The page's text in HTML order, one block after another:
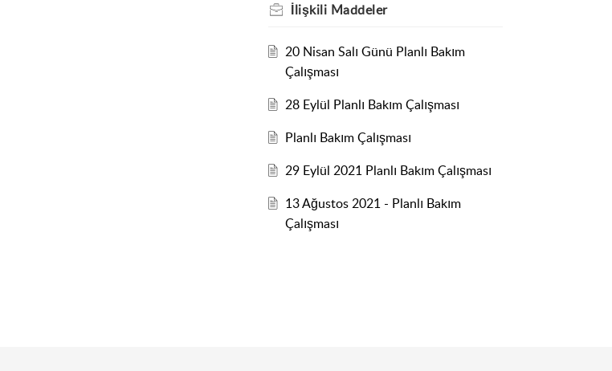
İlişkili Maddeler
20 Nisan Salı Günü Planlı Bakım
Çalışması
28 Eylül Planlı Bakım Çalışması
Planlı Bakım Çalışması
29 Eylül 2021 Planlı Bakım Çalışması
13 Ağustos 2021 - Planlı Bakım
Çalışması